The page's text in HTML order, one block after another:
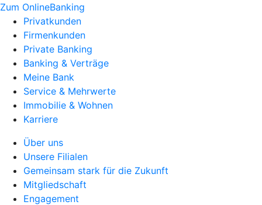
Zum OnlineBanking
Privatkunden
Firmenkunden
Private Banking
Banking & Verträge
Meine Bank
Service & Mehrwerte
Immobilie & Wohnen
Karriere
Über uns
Unsere Filialen
Gemeinsam stark für die Zukunft
Mitgliedschaft
Engagement